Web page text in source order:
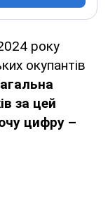
року
окупантів
за цей
цифру –